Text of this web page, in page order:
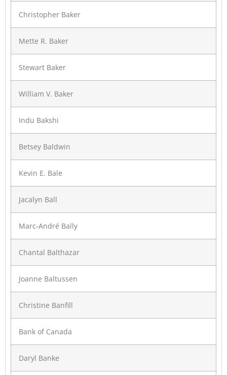
Christopher Baker
Mette R. Baker
Stewart Baker
William V. Baker
Indu Bakshi
Betsey Baldwin
Kevin E. Bale
Jacalyn Ball
Marc-André Bally
Chantal Balthazar
Joanne Baltussen
Christine Banfill
Bank of Canada
Daryl Banke